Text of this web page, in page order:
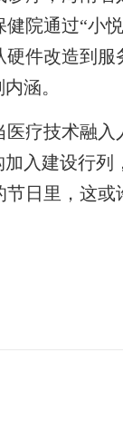
院通过“小
件改造到服
涵。
技术融入
入建设行
日里，这